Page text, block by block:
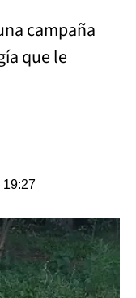
campaña
que le
19:27